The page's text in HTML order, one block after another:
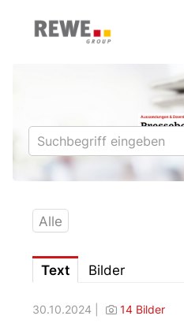
REWE International AG
BILLA
PENNY
BIPA
Downloads
Fotos – Vorstand
Alle
Text Bilder
30.10.2024 | 14 Bilder